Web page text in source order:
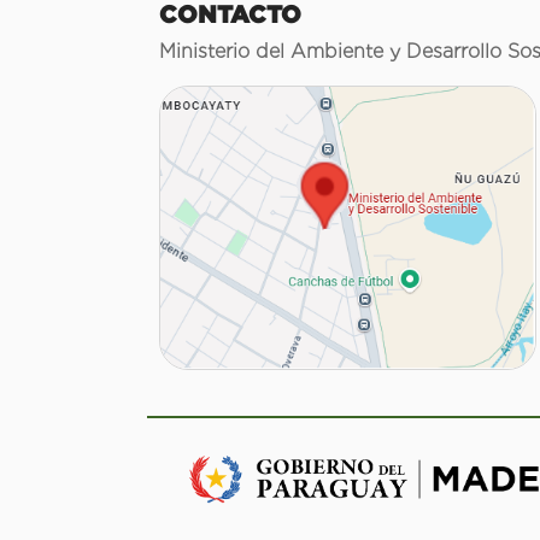
CONTACTO
Ministerio del Ambiente y Desarrollo